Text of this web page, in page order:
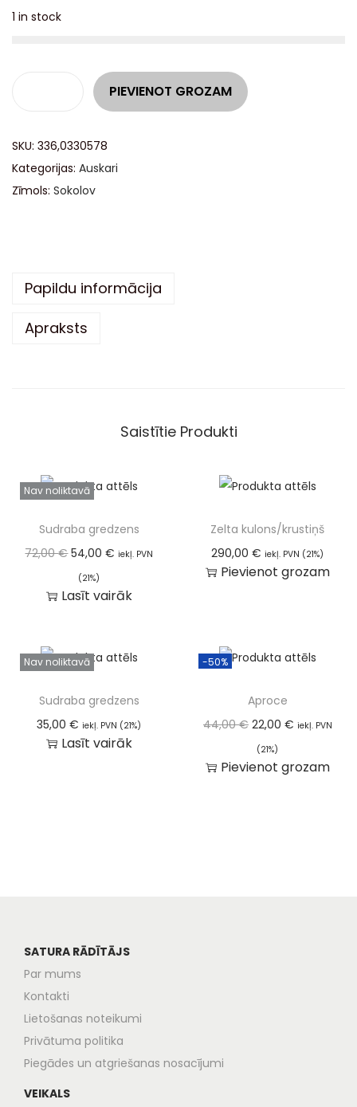
1 in stock
PIEVIENOT GROZAM
SKU: 336,0330578
Kategorijas: Auskari
Zīmols: Sokolov
Papildu informācija
Apraksts
Saistītie Produkti
Nav noliktavā
Sudraba gredzens
72,00€ 54,00€ iekļ. PVN
(21%)
Lasīt vairāk
Zelta kulons/krustiņš
290,00€ iekļ. PVN (21%)
Pievienot grozam
Nav noliktavā
Sudraba gredzens
35,00€ iekļ. PVN (21%)
Lasīt vairāk
-50%
Aproce
44,00€ 22,00 € iekļ. PVN
(21%)
Pievienot grozam
SATURA RĀDĪTĀJS
Par mums
Kontakti
Lietošanas noteikumi
Privātuma politika
Piegādes un atgriešanas nosacījumi
VEIKALS